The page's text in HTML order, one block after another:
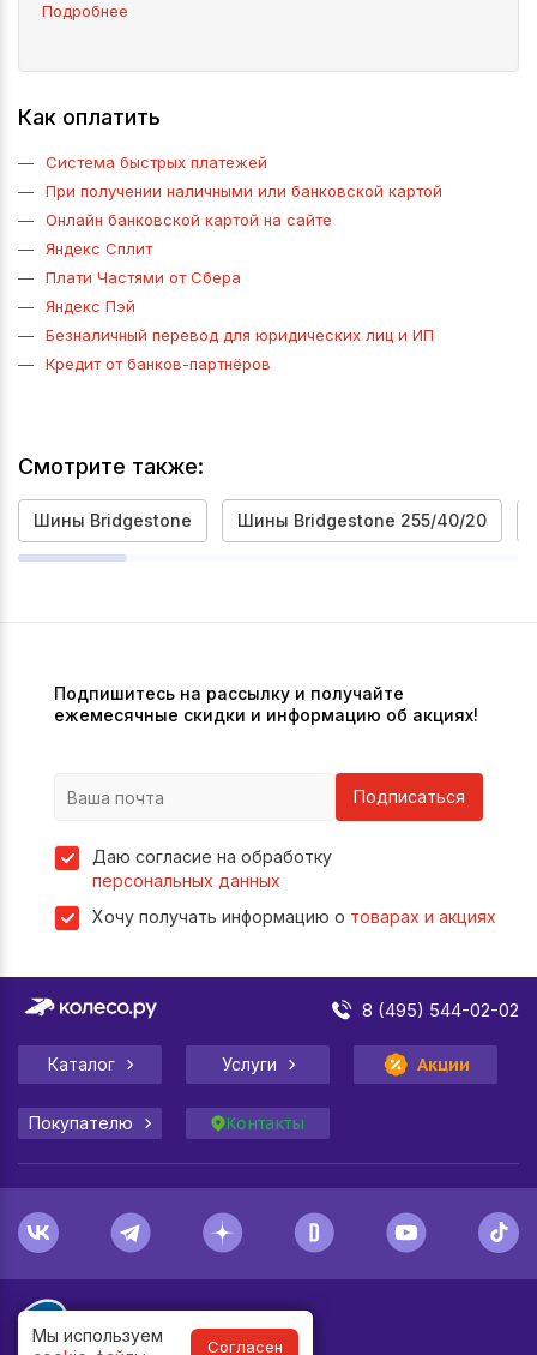
Мы используем
Согласен
Подробнее
Как оплатить
Система быстрых платежей
При получении наличными или банковской картой
Онлайн банковской картой на сайте
Яндекс Сплит
Плати Частями от Сбера
Яндекс Пэй
Безналичный перевод для юридических лиц и ИП
Кредит от банков-партнёров
Смотрите также:
Шины Bridgestone Шины Bridgestone 255/40/20
Подпишитесь на рассылку и получайте
ежемесячные скидки и информацию об акциях!
Подписаться
Даю согласие на обработку
персональных данных
Хочу получать информацию о товарах и акциях
8 (495) 544-02-02
Каталог Услуги Акции
Покупателю Контакты